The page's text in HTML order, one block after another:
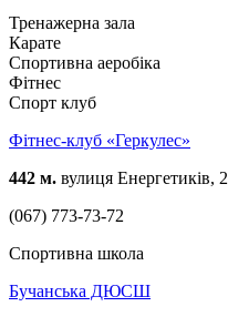
Тренажерна зала
Карате
Спортивна аеробіка
Фітнес
Спорт клуб
Фітнес-клуб «Геркулес»
442 м. вулиця Енергетиків, 2
(067) 773-73-72
Спортивна школа
Бучанська ДЮСШ